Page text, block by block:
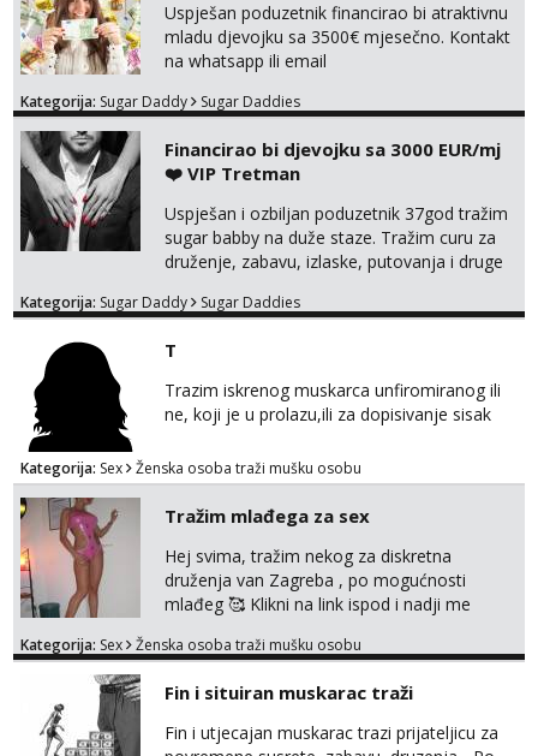
Uspješan poduzetnik financirao bi atraktivnu
mladu djevojku sa 3500€ mjesečno. Kontakt
na whatsapp ili email
Kategorija: Sugar Daddy Sugar Daddies
Financirao bi djevojku sa 3000 EUR/mj
❤️ VIP Tretman
Uspješan i ozbiljan poduzetnik 37god tražim
sugar babby na duže staze. Tražim curu za
druženje, zabavu, izlaske, putovanja i druge
otvorena, komunikativna, zgodna i atraktivna
markodalic37@gmail.com
Kategorija: Sugar Daddy Sugar Daddies
T
Trazim iskrenog muskarca unfiromiranog ili
ne, koji je u prolazu,ili za dopisivanje sisak
Kategorija: Sex Ženska osoba traži mušku osobu
Tražim mlađega za sex
Hej svima, tražim nekog za diskretna
druženja van Zagreba , po mogućnosti
mlađeg 🥰 Klikni na link ispod i nadji me
Kategorija: Sex Ženska osoba traži mušku osobu
Fin i situiran muskarac traži
Fin i utjecajan muskarac trazi prijateljicu za